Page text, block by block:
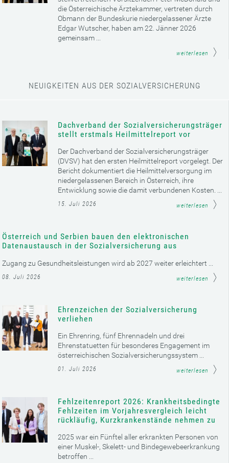
die Österreichische Ärztekammer, vertreten durch
Obmann der Bundeskurie niedergelassener Ärzte
Edgar Wutscher, haben am 22. Jänner 2026
gemeinsam ...
weiterlesen
NEUIGKEITEN AUS DER SOZIALVERSICHERUNG
Dachverband der Sozialversicherungsträger
stellt erstmals Heilmittelreport vor
Der Dachverband der Sozialversicherungsträger
(DVSV) hat den ersten Heilmittelreport vorgelegt. Der
Bericht dokumentiert die Heilmittelversorgung im
niedergelassenen Bereich in Österreich, ihre
Entwicklung sowie die damit verbundenen Kosten. ...
15. Juli 2026 weiterlesen
Österreich und Serbien bauen den elektronischen
Datenaustausch in der Sozialversicherung aus
Zugang zu Gesundheitsleistungen wird ab 2027 weiter erleichtert ...
08. Juli 2026 weiterlesen
Ehrenzeichen der Sozialversicherung
verliehen
Ein Ehrenring, fünf Ehrennadeln und drei
Ehrenstatuetten für besonderes Engagement im
österreichischen Sozialversicherungssystem ...
01. Juli 2026 weiterlesen
Fehlzeitenreport 2026: Krankheitsbedingte
Fehlzeiten im Vorjahresvergleich leicht
rückläufig, Kurzkrankenstände nehmen zu
2025 war ein Fünftel aller erkrankten Personen von
einer Muskel-, Skelett- und Bindegewebeerkrankung
betroffen ...